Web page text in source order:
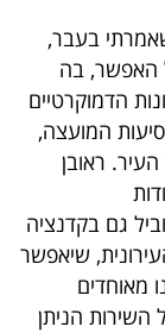
בעבר,
האפשר, בה
הדמוקרטיים
המועצה,
ראובן
גם בקדנציה
שיאפשר
מאוחדים
הניתן